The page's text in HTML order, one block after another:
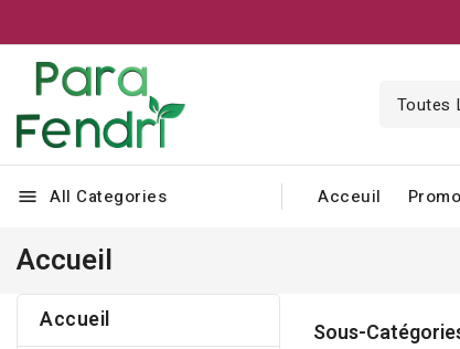
menu All Categories Acceuil
Accueil
Accueil Sous-